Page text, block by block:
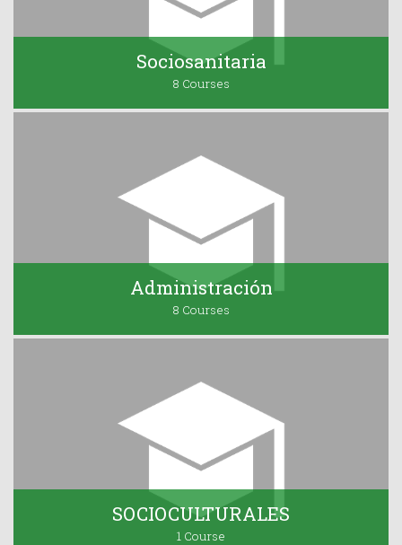
Sociosanitaria
8 Courses
Administración
8 Courses
SOCIOCULTURALES
1 Course